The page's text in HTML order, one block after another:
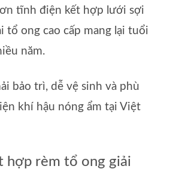
tĩnh điện kết hợp lưới sợi
tổ ong cao cấp mang lại tuổi
năm.
bảo trì, dễ vệ sinh và phù
khí hậu nóng ẩm tại Việt
hợp rèm tổ ong giải